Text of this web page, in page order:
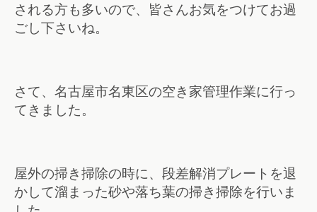
される方も多いので、皆さんお気をつけてお過
ごし下さいね。
さて、名古屋市名東区の空き家管理作業に行っ
てきました。
屋外の掃き掃除の時に、段差解消プレートを退
かして溜まった砂や落ち葉の掃き掃除を行いま